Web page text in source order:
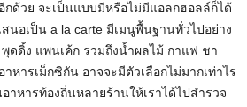
กด้วย จะเป็นแบบมีหรือไม่มีแอลกฮอลล์ก็ได้
นอเป็น a la carte มีเมนูพื้นฐานทั่วไปอย่าง
ดดิ้ง แพนเค้ก รวมถึงน้ำผลไม้ กาแฟ ชา
หารเม็กซิกัน อาจจะมีตัวเลือกไม่มากเท่าไร
าหารท้องถิ่นหลายร้านให้เราได้ไปสำรวจ